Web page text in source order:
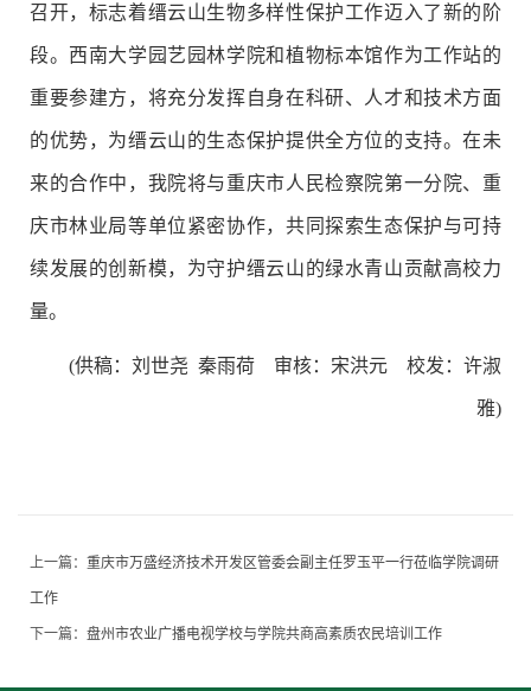
召开，标志着缙云山生物多样性保护工作迈入了新的阶
段。西南大学园艺园林学院和植物标本馆作为工作站的
重要参建方，将充分发挥自身在科研、人才和技术方面
的优势，为缙云山的生态保护提供全方位的支持。在未
来的合作中， 我院将与重庆市人民检察院第一分院、重
庆市林业局等单位紧密协作，共同探索生态保护与可持
续发展的创新模，为守护缙云山的绿水青山贡献高校力
量。
(供稿： 刘世尧 秦雨荷 审核： 宋洪元 校发：许淑
雅)
上一篇： 重庆市万盛经济技术开发区管委会副主任罗玉平一行莅临学院调研
工作
下一篇： 盘州市农业广播电视学校与学院共商高素质农民培训工作